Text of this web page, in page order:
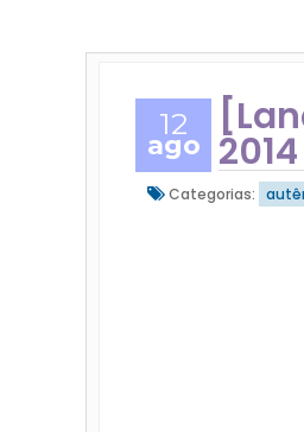
12
ago 2014
Categorias: